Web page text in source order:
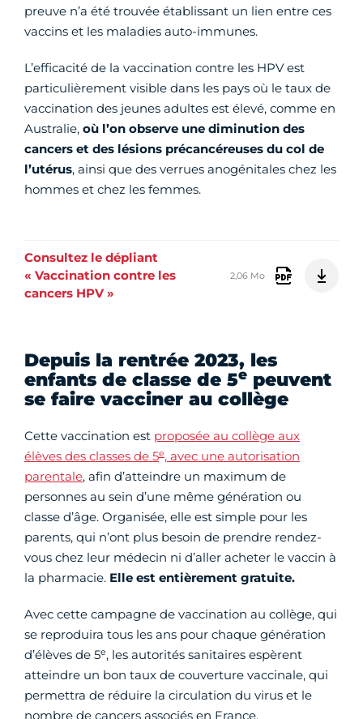
preuve n’a été trouvée établissant un lien entre ces
vaccins et les maladies auto-immunes.
L’efficacité de la vaccination contre les HPV est
particulièrement visible dans les pays où le taux de
vaccination des jeunes adultes est élevé, comme en
Australie, où l’on observe une diminution des
cancers et des lésions précancéreuses du col de
l’utérus, ainsi que des verrues anogénitales chez les
hommes et chez les femmes.
Consultez le dépliant
« Vaccination contre les
cancers HPV »
2,06 Mo
Depuis la rentrée 2023, les
enfants de classe de 5e peuvent
se faire vacciner au collège
Cette vaccination est proposée au collège aux
élèves des classes de 5e, avec une autorisation
parentale, afin d’atteindre un maximum de
personnes au sein d’une même génération ou
classe d’âge. Organisée, elle est simple pour les
parents, qui n’ont plus besoin de prendre rendez-
vous chez leur médecin ni d’aller acheter le vaccin à
la pharmacie. Elle est entièrement gratuite.
Avec cette campagne de vaccination au collège, qui
se reproduira tous les ans pour chaque génération
d’élèves de 5e, les autorités sanitaires espèrent
atteindre un bon taux de couverture vaccinale, qui
permettra de réduire la circulation du virus et le
nombre de cancers associés en France.